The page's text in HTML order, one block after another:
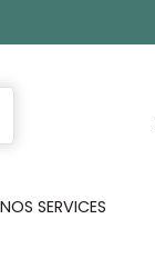
NOS SERVICES